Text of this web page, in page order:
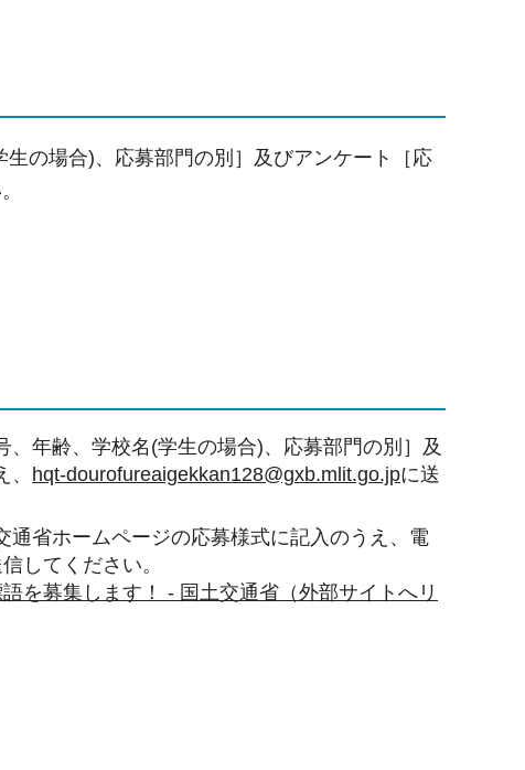
の場合)、応募部門の別］及びアンケート［応
年齢、学校名(学生の場合)、応募部門の別］及
hqt-dourofureaigekkan128@gxb.mlit.go.jpに送
省ホームページの応募様式に記入のうえ、電
してください。
を募集します！ - 国土交通省（外部サイトへリ